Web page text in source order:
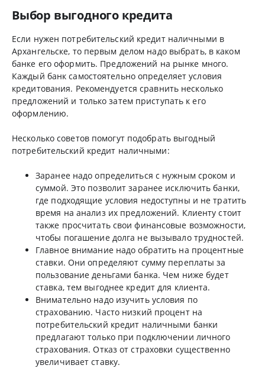
Выбор выгодного кредита
Если нужен потребительский кредит наличными в
Архангельске, то первым делом надо выбрать, в каком
банке его оформить. Предложений на рынке много.
Каждый банк самостоятельно определяет условия
кредитования. Рекомендуется сравнить несколько
предложений и только затем приступать к его
оформлению.
Несколько советов помогут подобрать выгодный
потребительский кредит наличными:
Заранее надо определиться с нужным сроком и
суммой. Это позволит заранее исключить банки,
где подходящие условия недоступны и не тратить
время на анализ их предложений. Клиенту стоит
также просчитать свои финансовые возможности,
чтобы погашение долга не вызывало трудностей.
Главное внимание надо обратить на процентные
ставки. Они определяют сумму переплаты за
пользование деньгами банка. Чем ниже будет
ставка, тем выгоднее кредит для клиента.
Внимательно надо изучить условия по
страхованию. Часто низкий процент на
потребительский кредит наличными банки
предлагают только при подключении личного
страхования. Отказ от страховки существенно
увеличивает ставку.